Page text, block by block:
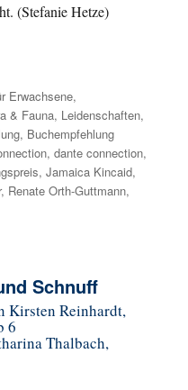
(Stefanie Hetze)
Erwachsene,
& Fauna, Leidenschaften,
, Buchempfehlung
,dante connection,
,Jamaica Kincaid,
, Renate Orth-Guttmann,
Schnuff
Kirsten Reinhardt,
6
Thalbach,